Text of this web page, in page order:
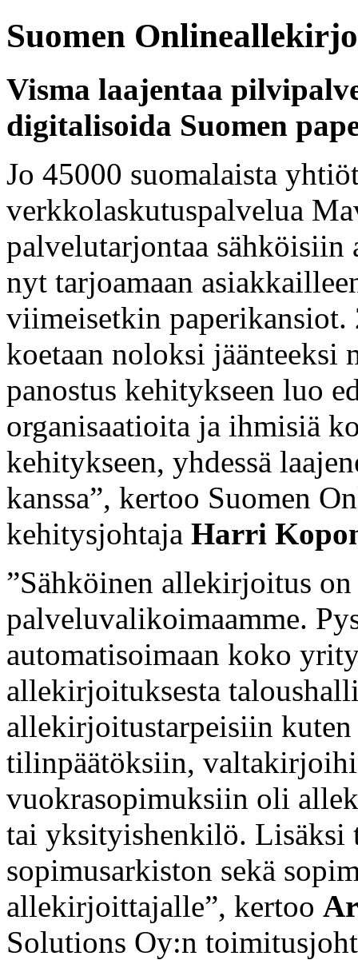
Suomen
Visma laajentaa
digitalisoida Suomen
Jo 45000 suomalaista
verkkolaskutuspalvelua
palvelutarjontaa
nyt tarjoamaan
viimeisetkin
koetaan noloksi jäänteeksi
panostus kehitykseen luo
organisaatioita ja ihmisiä
kehitykseen, yhdessä
kanssa”, kertoo Suomen
kehitysjohtaja Harri
”Sähköinen allekirjoitus
palveluvalikoimaamme.
automatisoimaan koko
allekirjoituksesta
allekirjoitustarpeisiin
tilinpäätöksiin,
vuokrasopimuksiin oli
tai yksityishenkilö. Lisäksi
sopimusarkiston sekä
allekirjoittajalle”, kertoo
Solutions Oy:n